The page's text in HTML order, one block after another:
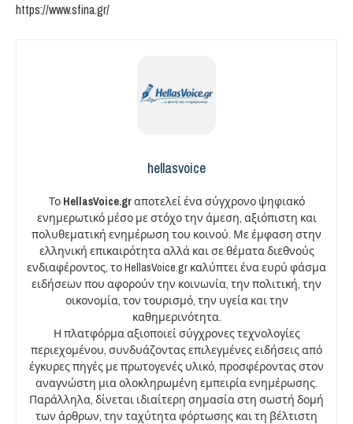
https://www.sfina.gr/
hellasvoice
Το HellasVoice.grαποτελεί ένα σύγχρονο ψηφιακό
ενημερωτικό μέσο με στόχο την άμεση, αξιόπιστη και
πολυθεματική ενημέρωση του κοινού. Με έμφαση στην
ελληνική επικαιρότητα αλλά και σε θέματα διεθνούς
ενδιαφέροντος, το HellasVoice.gr καλύπτει ένα ευρύ φάσμα
ειδήσεων που αφορούν την κοινωνία, την πολιτική, την
οικονομία, τον τουρισμό, την υγεία και την
καθημερινότητα.
Η πλατφόρμα αξιοποιεί σύγχρονες τεχνολογίες
περιεχομένου, συνδυάζοντας επιλεγμένες ειδήσεις από
έγκυρες πηγές με πρωτογενές υλικό, προσφέροντας στον
αναγνώστη μια ολοκληρωμένη εμπειρία ενημέρωσης.
Παράλληλα, δίνεται ιδιαίτερη σημασία στη σωστή δομή
των άρθρων, την ταχύτητα φόρτωσης και τη βέλτιστη